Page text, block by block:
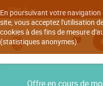
En poursuivant votre navigation
site, vous acceptez l'utilisation
cookies à des fins de mesure
(statistiques anonymes).
Aller à
Offre en cours de